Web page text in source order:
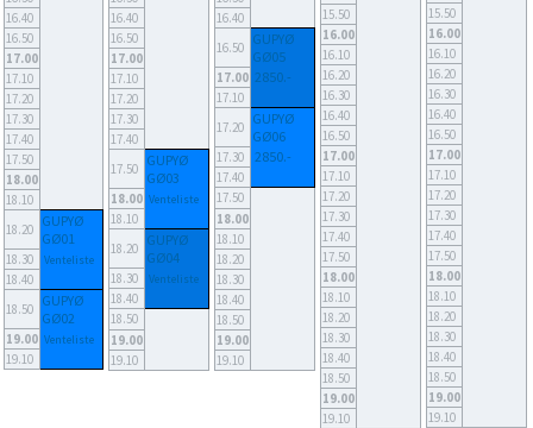
16.40
16.50
17.00
17.10
17.20
17.30
17.40
17.50
18.00
18.10
18.20 GUPYØ
GØ01
18.30 Venteliste
18.40
18.50 GUPYØ
GØ02
19.00 Venteliste
19.10
16.40
16.50
17.00
17.10
17.20
17.30
17.40
17.50 GUPYØ
GØ03
18.00 Venteliste
18.10
18.20 GUPYØ
GØ04
18.30 Venteliste
18.40
18.50
19.00
19.10
16.40
16.50 GUPYØ
GØ05
17.00 2850.-
17.10
17.20 GUPYØ
GØ06
17.30 2850.-
17.40
17.50
18.00
18.10
18.20
18.30
18.40
18.50
19.00
19.10
15.50
16.00
16.10
16.20
16.30
16.40
16.50
17.00
17.10
17.20
17.30
17.40
17.50
18.00
18.10
18.20
18.30
18.40
18.50
19.00
19.10
15.50
16.00
16.10
16.20
16.30
16.40
16.50
17.00
17.10
17.20
17.30
17.40
17.50
18.00
18.10
18.20
18.30
18.40
18.50
19.00
19.10